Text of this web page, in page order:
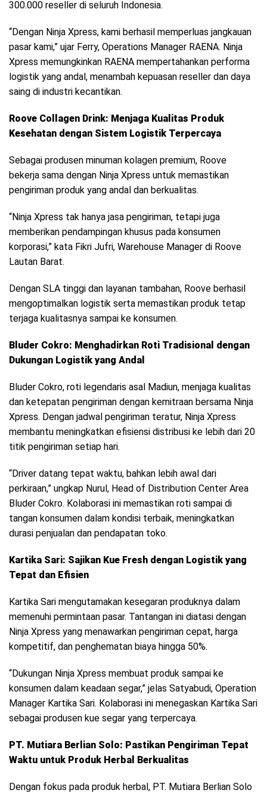
300.000 reseller di seluruh Indonesia.
“Dengan Ninja Xpress, kami berhasil memperluas jangkauan
pasar kami,” ujar Ferry, Operations Manager RAENA. Ninja
Xpress memungkinkan RAENA mempertahankan performa
logistik yang andal, menambah kepuasan reseller dan daya
saing di industri kecantikan.
Roove Collagen Drink: Menjaga Kualitas Produk
Kesehatan dengan Sistem Logistik Terpercaya
Sebagai produsen minuman kolagen premium, Roove
bekerja sama dengan Ninja Xpress untuk memastikan
pengiriman produk yang andal dan berkualitas.
“Ninja Xpress tak hanya jasa pengiriman, tetapi juga
memberikan pendampingan khusus pada konsumen
korporasi,” kata Fikri Jufri, Warehouse Manager di Roove
Lautan Barat.
Dengan SLA tinggi dan layanan tambahan, Roove berhasil
mengoptimalkan logistik serta memastikan produk tetap
terjaga kualitasnya sampai ke konsumen.
Bluder Cokro: Menghadirkan Roti Tradisional dengan
Dukungan Logistik yang Andal
Bluder Cokro, roti legendaris asal Madiun, menjaga kualitas
dan ketepatan pengiriman dengan kemitraan bersama Ninja
Xpress. Dengan jadwal pengiriman teratur, Ninja Xpress
membantu meningkatkan efisiensi distribusi ke lebih dari 20
titik pengiriman setiap hari.
“Driver datang tepat waktu, bahkan lebih awal dari
perkiraan,” ungkap Nurul, Head of Distribution Center Area
Bluder Cokro. Kolaborasi ini memastikan roti sampai di
tangan konsumen dalam kondisi terbaik, meningkatkan
durasi penjualan dan pendapatan toko.
Kartika Sari: Sajikan Kue Fresh dengan Logistik yang
Tepat dan Efisien
Kartika Sari mengutamakan kesegaran produknya dalam
memenuhi permintaan pasar. Tantangan ini diatasi dengan
Ninja Xpress yang menawarkan pengiriman cepat, harga
kompetitif, dan penghematan biaya hingga 50%.
“Dukungan Ninja Xpress membuat produk sampai ke
konsumen dalam keadaan segar,” jelas Satyabudi, Operation
Manager Kartika Sari. Kolaborasi ini menegaskan Kartika Sari
sebagai produsen kue segar yang terpercaya.
PT. Mutiara Berlian Solo: Pastikan Pengiriman Tepat
Waktu untuk Produk Herbal Berkualitas
Dengan fokus pada produk herbal, PT. Mutiara Berlian Solo